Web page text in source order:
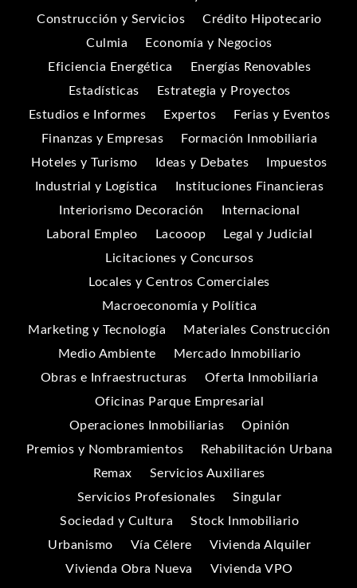
Construcción y Servicios
Crédito Hipotecario
Culmia
Economía y Negocios
Eficiencia Energética
Energías Renovables
Estadísticas
Estrategia y Proyectos
Estudios e Informes
Expertos
Ferias y Eventos
Finanzas y Empresas
Formación Inmobiliaria
Hoteles y Turismo
Ideas y Debates
Impuestos
Industrial y Logística
Instituciones Financieras
Interiorismo Decoración
Internacional
Laboral Empleo
Lacooop
Legal y Judicial
Licitaciones y Concursos
Locales y Centros Comerciales
Macroeconomía y Política
Marketing y Tecnología
Materiales Construcción
Medio Ambiente
Mercado Inmobiliario
Obras e Infraestructuras
Oferta Inmobiliaria
Oficinas Parque Empresarial
Operaciones Inmobiliarias
Opinión
Premios y Nombramientos
Rehabilitación Urbana
Remax
Servicios Auxiliares
Servicios Profesionales
Singular
Sociedad y Cultura
Stock Inmobiliario
Urbanismo
Vía Célere
Vivienda Alquiler
Vivienda Obra Nueva
Vivienda VPO